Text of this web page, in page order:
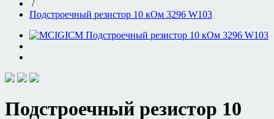
/
Подстроечный резистор 10 кОм 3296 W103
Подстроечный резистор 10